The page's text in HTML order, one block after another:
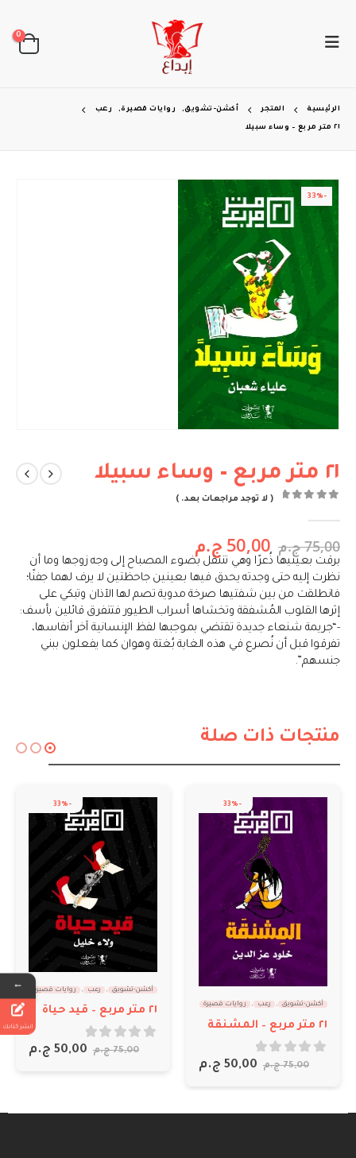
0
الرئيسية المتجر أكشن-تشويق, روايات قصيرة, رعب
٢١ متر مربع – وساء سبيلا
-33%
٢١ متر مربع – وساء سبيلا
( لا توجد مراجعات بعد. )
75,00 ج.م 50,00 ج.م
برقت بعينيها ذُعرًا وهي تنتقل بضوء المصباح إلى وجه زوجها وما أن
نظرت إليه حتى وجدته يحدق فيها بعينين جاحظتين لا يرف لهما جفنًا؛
فانطلقت من بين شفتيها صرخة مدوية تصم لها الآذان وتبكي على
إثرها القلوب المُشفقة وتخشاها أسراب الطيور فتتفرق قائلين بأسف:
-“جريمة شنعاء جديدة تقتضي بموجبها لفظ الإنسانية آخر أنفاسها،
تفرقوا قبل أن نُصرع في هذه الغابة بُغتة وهوان كما يفعلون ببني
جنسهم”.
منتجات ذات صلة
-33%
أكشن-تشويق , رعب , روايات قصيرة
٢١ متر مربع – المشنقة
75,00 ج.م 50,00 ج.م
-33%
أكشن-تشويق , رعب , روايات قصيرة
٢١ متر مربع – قيد حياة
75,00 ج.م 50,00 ج.م
←
انشر كتابك